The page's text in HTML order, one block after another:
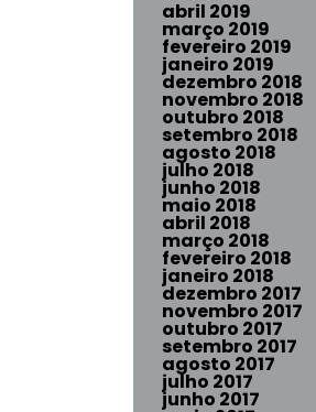
abril 2019
março 2019
fevereiro 2019
janeiro 2019
dezembro 2018
novembro 2018
outubro 2018
setembro 2018
agosto 2018
julho 2018
junho 2018
maio 2018
abril 2018
março 2018
fevereiro 2018
janeiro 2018
dezembro 2017
novembro 2017
outubro 2017
setembro 2017
agosto 2017
julho 2017
junho 2017